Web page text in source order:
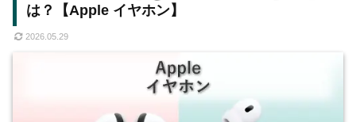
は？【Apple イヤホン】
2026.05.29